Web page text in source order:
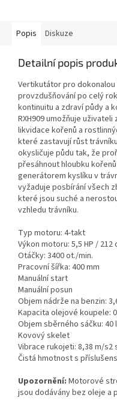
Popis Diskuze
Detailní popis
Vertikutátor pro
provzdušňování po celý
kontinuitu a zdraví půdy a
RXH909 umožňuje
likvidace kořenů a
které zastavují růst
okysličuje půdu tak, že
přesáhnout hloubku
generátorem kyslíku v
vyžaduje posbírání všech
které jsou suché a
vzhledu trávníku.
Typ motoru: 4-takt
Výkon motoru: 5,5 HP / 212
Otáčky: 3400 ot./min.
Pracovní šířka: 400 mm
Manuální start
Manuální posun
Objem nádrže na benzin:
Kapacita olejové koupele:
Objem sběrného sáčku: 40 l
Kovový skelet
Vibrace rukojeti: 8,38 m/s2
Čistá hmotnost s
Upozornění: Motorové
jsou dodávány bez oleje a